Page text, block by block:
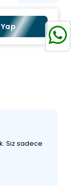
Siz sadece